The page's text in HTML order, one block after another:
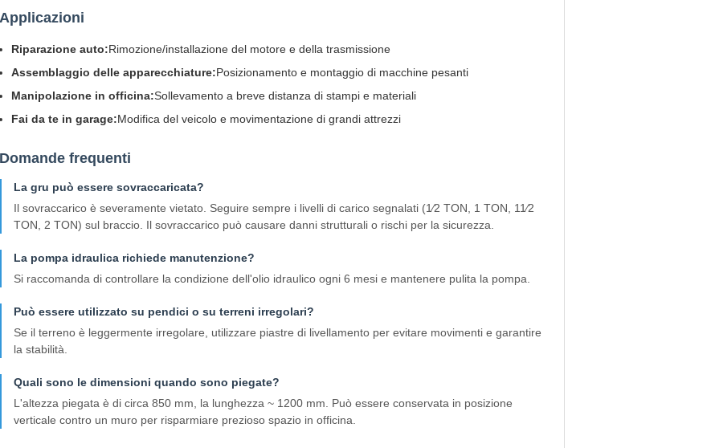
Applicazioni
Riparazione auto:Rimozione/installazione del motore e della trasmissione
Assemblaggio delle apparecchiature:Posizionamento e montaggio di macchine pesanti
Manipolazione in officina:Sollevamento a breve distanza di stampi e materiali
Fai da te in garage:Modifica del veicolo e movimentazione di grandi attrezzi
Domande frequenti
La gru può essere sovraccaricata?
Il sovraccarico è severamente vietato. Seguire sempre i livelli di carico segnalati (1⁄2 TON, 1 TON, 11⁄2
TON, 2 TON) sul braccio. Il sovraccarico può causare danni strutturali o rischi per la sicurezza.
La pompa idraulica richiede manutenzione?
Si raccomanda di controllare la condizione dell'olio idraulico ogni 6 mesi e mantenere pulita la pompa.
Può essere utilizzato su pendici o su terreni irregolari?
Se il terreno è leggermente irregolare, utilizzare piastre di livellamento per evitare movimenti e garantire
la stabilità.
Quali sono le dimensioni quando sono piegate?
L'altezza piegata è di circa 850 mm, la lunghezza ~ 1200 mm. Può essere conservata in posizione
verticale contro un muro per risparmiare prezioso spazio in officina.